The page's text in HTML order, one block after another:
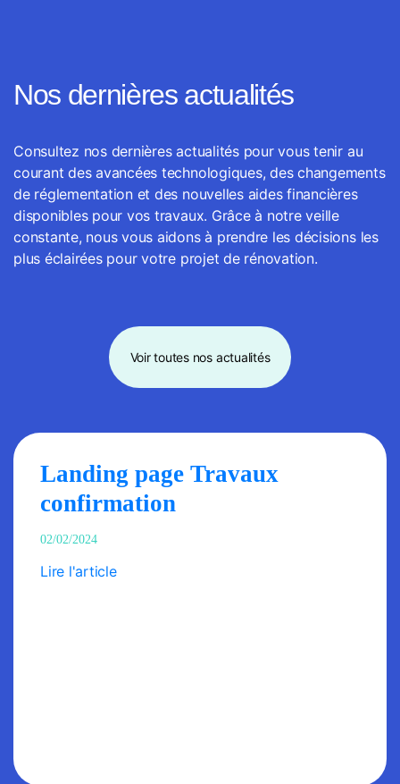
Nos dernières actualités
Consultez nos dernières actualités pour vous tenir au
courant des avancées technologiques, des changements
de réglementation et des nouvelles aides financières
disponibles pour vos travaux. Grâce à notre veille
constante, nous vous aidons à prendre les décisions les
plus éclairées pour votre projet de rénovation.
Voir toutes nos actualités
Landing page Travaux
confirmation
02/02/2024
Lire l'article